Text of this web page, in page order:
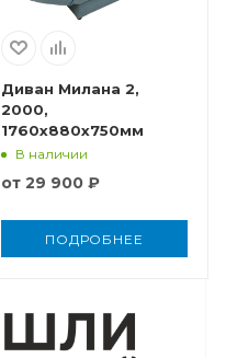
Диван Милана 2,
2000,
1760x880x750мм
В наличии
от 29 900 ₽
ПОДРОБНЕЕ